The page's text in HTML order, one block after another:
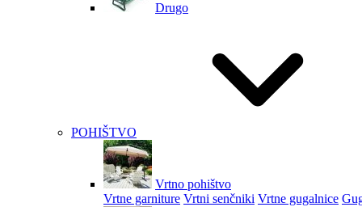
Drugo
POHIŠTVO
Vrtno pohištvo
Vrtne garniture Vrtni senčniki Vrtne gugalnice